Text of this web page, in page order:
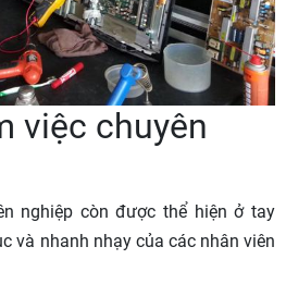
việc chuyên
nghiệp còn được thể hiện ở tay
và nhanh nhạy của các nhân viên